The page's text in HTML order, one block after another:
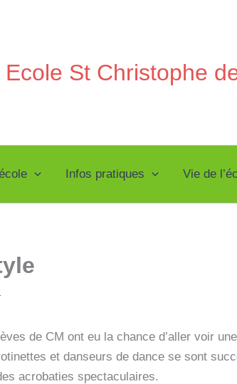
Ecole St Christophe
Infos pratiques Vie de
de CM ont eu la chance d’aller voir
et danseurs de dance se sont
acrobaties spectaculaires.